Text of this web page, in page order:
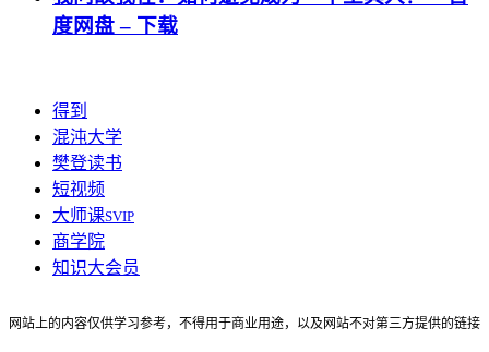
度网盘 – 下载
得到
混沌大学
樊登读书
短视频
大师课SVIP
商学院
知识大会员
网站上的内容仅供学习参考，不得用于商业用途，以及网站不对第三方提供的链接